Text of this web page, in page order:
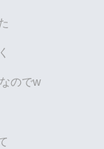
のでw